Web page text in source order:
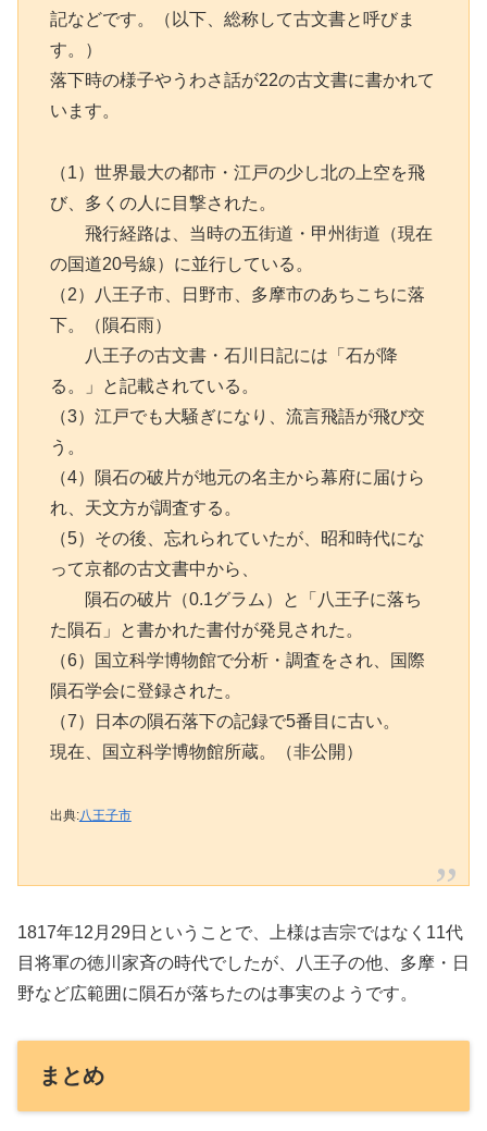
記などです。（以下、総称して古文書と呼びま
す。）
落下時の様子やうわさ話が22の古文書に書かれて
います。
（1）世界最大の都市・江戸の少し北の上空を飛
び、多くの人に目撃された。
飛行経路は、当時の五街道・甲州街道（現在
の国道20号線）に並行している。
（2）八王子市、日野市、多摩市のあちこちに落
下。（隕石雨）
八王子の古文書・石川日記には「石が降
る。」と記載されている。
（3）江戸でも大騒ぎになり、流言飛語が飛び交
う。
（4）隕石の破片が地元の名主から幕府に届けら
れ、天文方が調査する。
（5）その後、忘れられていたが、昭和時代にな
って京都の古文書中から、
隕石の破片（0.1グラム）と「八王子に落ち
た隕石」と書かれた書付が発見された。
（6）国立科学博物館で分析・調査をされ、国際
隕石学会に登録された。
（7）日本の隕石落下の記録で5番目に古い。
現在、国立科学博物館所蔵。（非公開）
出典:八王子市
1817年12月29日ということで、上様は吉宗ではなく11代
目将軍の徳川家斉の時代でしたが、八王子の他、多摩・日
野など広範囲に隕石が落ちたのは事実のようです。
まとめ